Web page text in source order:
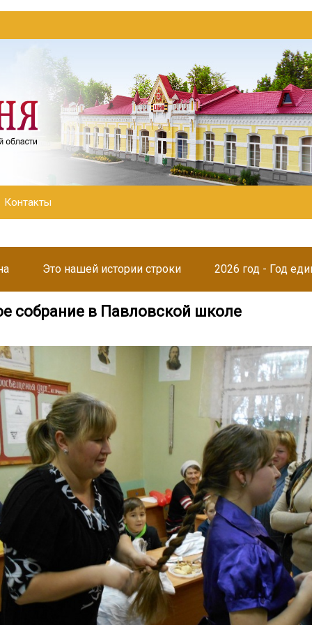
Контакты
Это нашей истории строки 2026 год - Год
собрание в Павловской школе